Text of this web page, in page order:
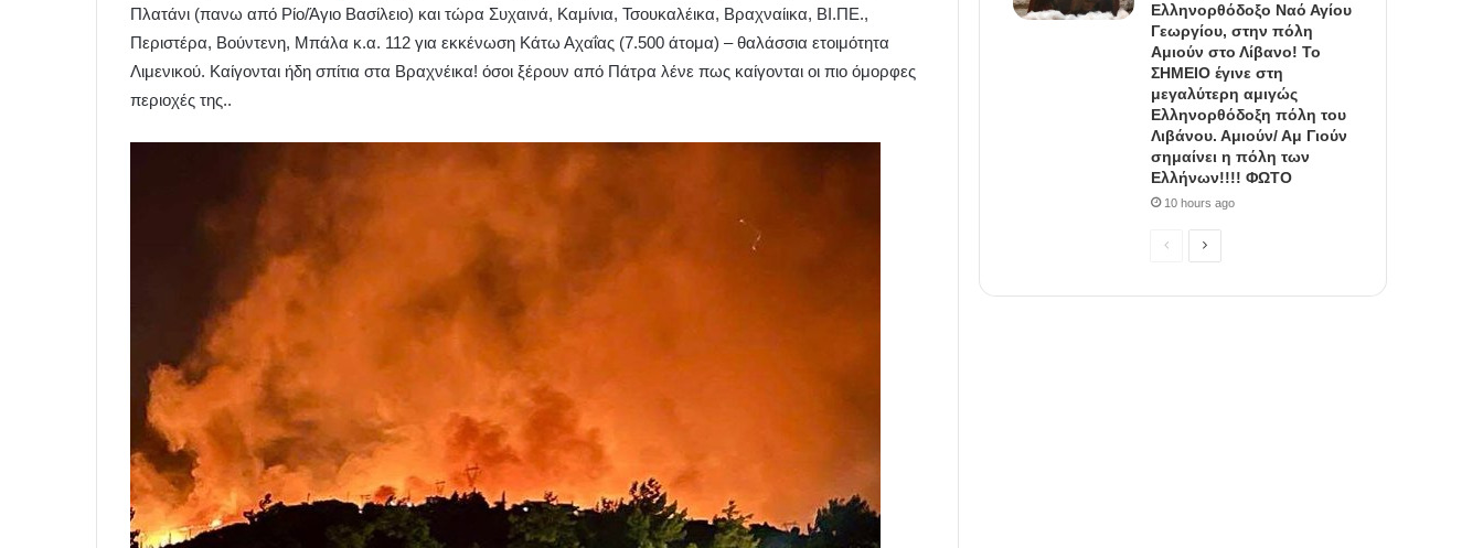
Πλατάνι (πανω από Ρίο/Άγιο Βασίλειο) και τώρα Συχαινά, Καμίνια, Τσουκαλέικα, Βραχναίικα, ΒΙ.ΠΕ.,
Περιστέρα, Boύντενη, Μπάλα κ.α. 112 για εκκένωση Κάτω Αχαΐας (7.500 άτομα) – θαλάσσια ετοιμότητα
Λιμενικού. Καίγονται ήδη σπίτια στα Βραχνέικα! όσοι ξέρουν από Πάτρα λένε πως καίγονται οι πιο όμορφες
περιοχές της..
Ελληνορθόδοξο Ναό Αγίου
Γεωργίου, στην πόλη
Αμιούν στο Λίβανο! Το
ΣΗΜΕΙΟ έγινε στη
μεγαλύτερη αμιγώς
Ελληνορθόδοξη πόλη του
Λιβάνου. Αμιούν/ Αμ Γιούν
σημαίνει η πόλη των
Ελλήνων!!!! ΦΩΤΟ
10 hours ago